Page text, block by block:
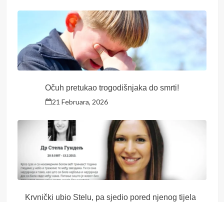
Očuh pretukao trogodišnjaka do smrti!
21 Februara, 2026
Krvnički ubio Stelu, pa sjedio pored njenog tijela